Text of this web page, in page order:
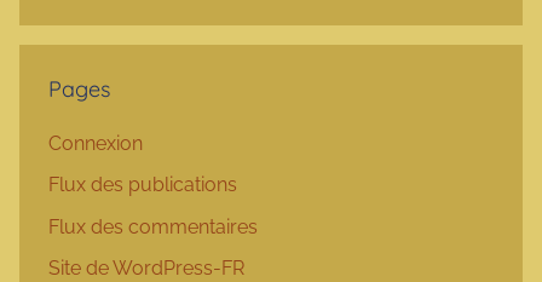
Pages
Connexion
Flux des publications
Flux des commentaires
Site de WordPress-FR